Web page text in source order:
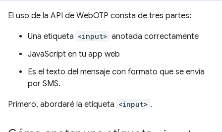
El uso de la API de WebOTP consta de tres partes:
Una etiqueta <input> anotada correctamente
JavaScript en tu app web
Es el texto del mensaje con formato que se envía
por SMS.
Primero, abordaré la etiqueta <input> .